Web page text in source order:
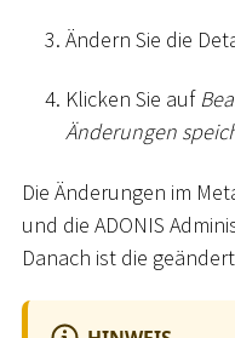
Ändern Sie die
Klicken Sie auf
Änderungen
Die Änderungen im
und die ADONIS
Danach ist die